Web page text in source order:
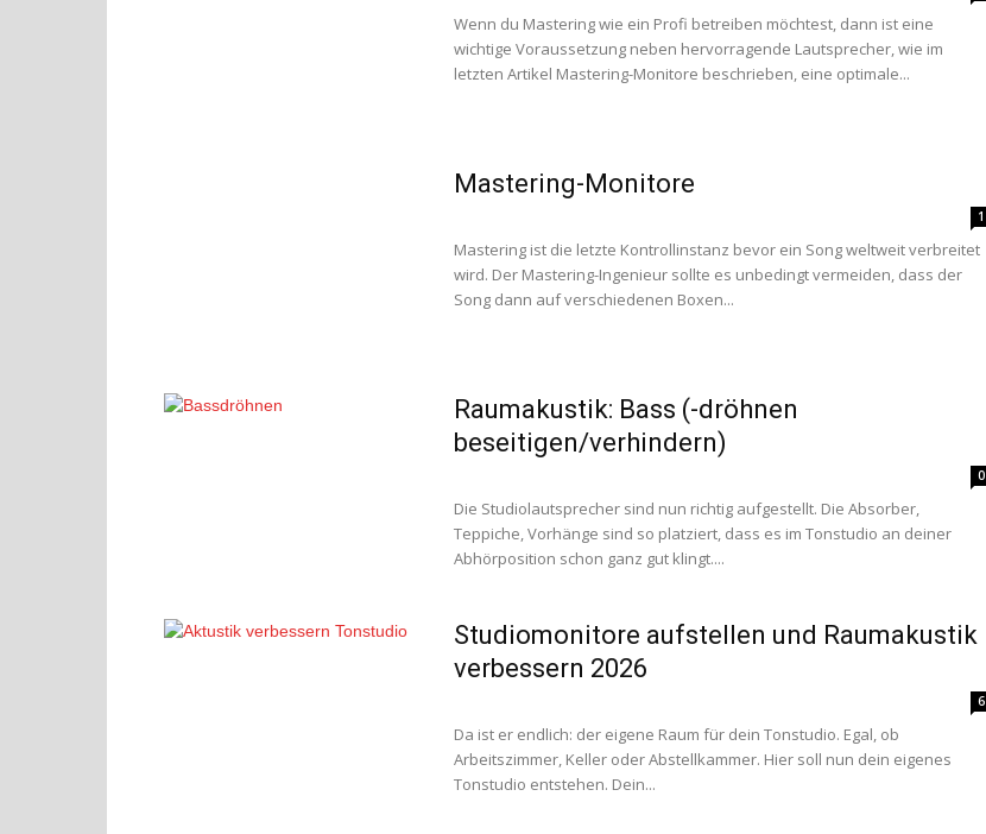
Wenn du Mastering wie ein Profi betreiben möchtest, dann ist eine
wichtige Voraussetzung neben hervorragende Lautsprecher, wie im
letzten Artikel Mastering-Monitore beschrieben, eine optimale...
Mastering-Monitore
1
Mastering ist die letzte Kontrollinstanz bevor ein Song weltweit verbreitet
wird. Der Mastering-Ingenieur sollte es unbedingt vermeiden, dass der
Song dann auf verschiedenen Boxen...
Raumakustik: Bass (-dröhnen
beseitigen/verhindern)
0
Die Studiolautsprecher sind nun richtig aufgestellt. Die Absorber,
Teppiche, Vorhänge sind so platziert, dass es im Tonstudio an deiner
Abhörposition schon ganz gut klingt....
Studiomonitore aufstellen und Raumakustik
verbessern 2026
6
Da ist er endlich: der eigene Raum für dein Tonstudio. Egal, ob
Arbeitszimmer, Keller oder Abstellkammer. Hier soll nun dein eigenes
Tonstudio entstehen. Dein...